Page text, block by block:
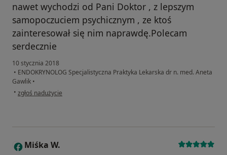
nawet wychodzi od Pani Doktor , z lepszym
samopoczuciem psychicznym , ze ktoś
zainteresował się nim naprawdę.Polecam
serdecznie
10 stycznia 2018
• ENDOKRYNOLOG Specjalistyczna Praktyka Lekarska dr n. med. Aneta
Gawlik •
• w opinii użytkownika Konto zostało usunięte
zgłoś nadużycie
M Miśka W.